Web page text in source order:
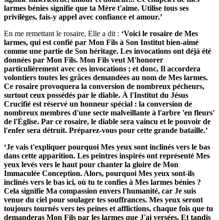
larmes bénies signifie que ta Mère t'aime. Utilise tous ses
privilèges, fais-y appel avec confiance et amour.’
En me remettant le rosaire, Elle a dit : ‘Voici le rosaire de Mes
larmes, qui est confié par Mon Fils à Son Institut bien-aimé
comme une partie de Son héritage. Les invocations ont déjà été
données par Mon Fils. Mon Fils veut M'honorer
particulièrement avec ces invocations ; et donc, Il accordera
volontiers toutes les grâces demandées au nom de Mes larmes.
Ce rosaire provoquera la conversion de nombreux pécheurs,
surtout ceux possédés par le diable. À l'Institut du Jésus
Crucifié est réservé un honneur spécial : la conversion de
nombreux membres d'une secte malveillante à l'arbre 'en fleurs'
de l'Église. Par ce rosaire, le diable sera vaincu et le pouvoir de
l'enfer sera détruit. Préparez-vous pour cette grande bataille.’
‘Je vais t'expliquer pourquoi Mes yeux sont inclinés vers le bas
dans cette apparition. Les peintres inspirés ont représenté Mes
yeux levés vers le haut pour chanter la gloire de Mon
Immaculée Conception. Alors, pourquoi Mes yeux sont-ils
inclinés vers le bas ici, où tu te confies à Mes larmes bénies ?
Cela signifie Ma compassion envers l'humanité, car Je suis
venue du ciel pour soulager tes souffrances. Mes yeux seront
toujours tournés vers tes peines et afflictions, chaque fois que tu
demanderas Mon Fils par les larmes que J'ai versées. Et tandis